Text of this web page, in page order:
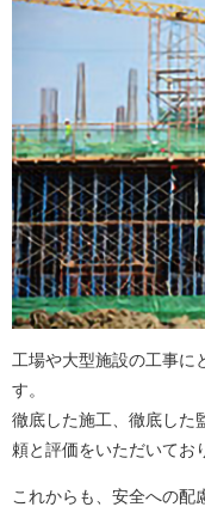
工場や大型施設の工事に
す。
徹底した施工、徹底した
頼と評価をいただいてお
これからも、安全への配